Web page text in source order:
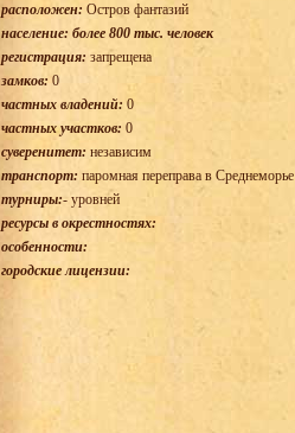
расположен: Остров фантазий
население: более 800 тыс. человек
регистрация: запрещена
замков: 0
частных владений: 0
частных участков: 0
суверенитет: независим
транспорт: паромная переправа в Среднеморье
турниры:- уровней
ресурсы в окрестностях:
особенности:
городские лицензии: